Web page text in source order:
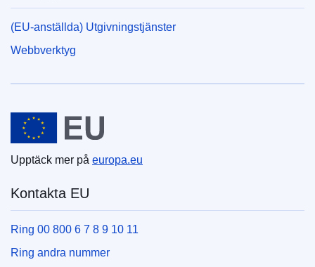
(EU-anställda) Utgivningstjänster
Webbverktyg
Europeiska unionen
Upptäck mer på europa.eu
Kontakta EU
Ring 00 800 6 7 8 9 10 11
Ring andra nummer